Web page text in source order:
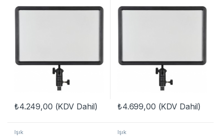
₺4.249,00 (KDV Dahil) ₺4.699,00 (KDV Dahil)
Işık Işık